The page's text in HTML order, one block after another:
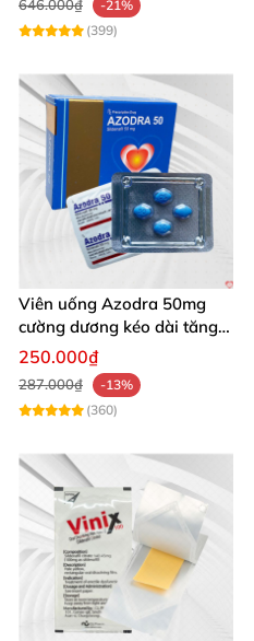
646.000₫
-21%
(399)
Viên uống Azodra 50mg
cường dương kéo dài tăng
sinh lý nam
250.000₫
287.000₫
-13%
(360)